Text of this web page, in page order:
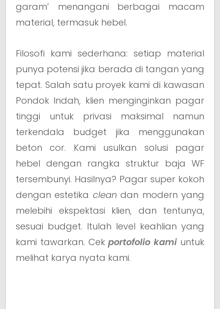
garam’ menangani berbagai macam
material, termasuk hebel.
Filosofi kami sederhana: setiap material
punya potensi jika berada di tangan yang
tepat. Salah satu proyek kami di kawasan
Pondok Indah, klien menginginkan pagar
tinggi untuk privasi maksimal namun
terkendala budget jika menggunakan
beton cor. Kami usulkan solusi pagar
hebel dengan rangka struktur baja WF
tersembunyi. Hasilnya? Pagar super kokoh
dengan estetika cleandan modern yang
melebihi ekspektasi klien, dan tentunya,
sesuai budget. Itulah level keahlian yang
kami tawarkan. Cekportofolio kamiuntuk
melihat karya nyata kami.